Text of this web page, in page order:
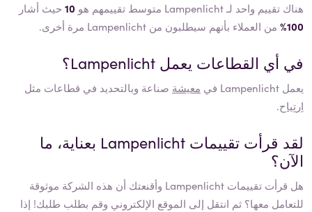
هناك تقييم واحد لـ Lampenlicht متوسط ​​تقييمهم هو 10 حيث أشار
100%
من العملاء بأنهم سيطلبون من Lampenlicht مرة أخرى.
في أي القطاعات يعمل Lampenlicht؟
يعمل Lampenlicht في معيشة صناعة وبالتحديد في قطاعات مثل
اِرتِياح.
لقد قرأت تقييمات Lampenlicht بعناية، ما
الآن؟
هل قرأت تقييمات Lampenlicht وأقنعتك أن هذه الشركة موثوقة
للتعامل معها؟ ثم انتقل إلى الموقع الإلكتروني وقم بطلب طلبك! إذا